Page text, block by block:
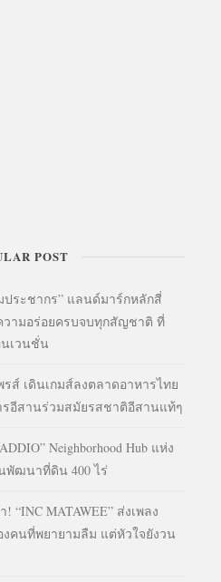
POST
ประชากร” แลนด์มาร์กหลักสี่
ามอร่อยครบจบทุกสัญชาติ ที่
เวนชั่น
รส์ เดินเกมส์ลงตลาดอาหารไทย
รอีสานร่วมสมัยรสชาติอีสานแท้ๆ
Neighborhood Hub แห่ง
พัฒนาที่ดิน 400 ไร่
“INC MATAWEE” ส่งเพลง
งคนที่พยายามลืม แต่หัวใจยังวน